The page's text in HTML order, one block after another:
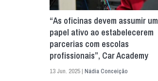
“As oficinas devem assumir um
papel ativo ao estabelecerem
parcerias com escolas
profissionais”, Car Academy
13 Jun. 2025 | Nádia Conceição